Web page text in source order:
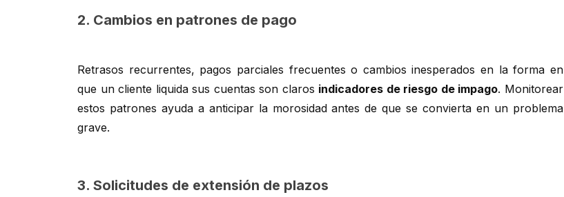
2. Cambios en patrones de pago
Retrasos recurrentes, pagos parciales frecuentes o cambios inesperados en la forma en
que un cliente liquida sus cuentas son claros indicadores de riesgo de impago. Monitorear
estos patrones ayuda a anticipar la morosidad antes de que se convierta en un problema
grave.
3. Solicitudes de extensión de plazos